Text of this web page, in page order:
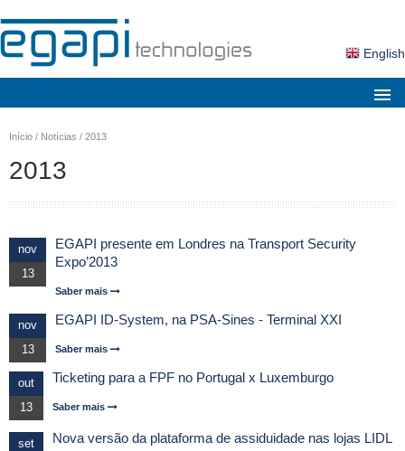
English
Serviços
Notícias
Contactos
Área Cliente
Pesquisa
Início / Notícias / 2013
2013
nov
13
EGAPI presente em Londres na Transport Security
Expo’2013
Saber mais
nov
13
EGAPI ID-System, na PSA-Sines - Terminal XXI
Saber mais
out
13
Ticketing para a FPF no Portugal x Luxemburgo
Saber mais
set
Nova versão da plataforma de assiduidade nas lojas LIDL